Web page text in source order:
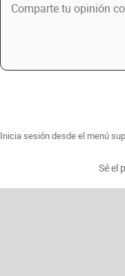
Inicia sesión desde el menú
Sé el